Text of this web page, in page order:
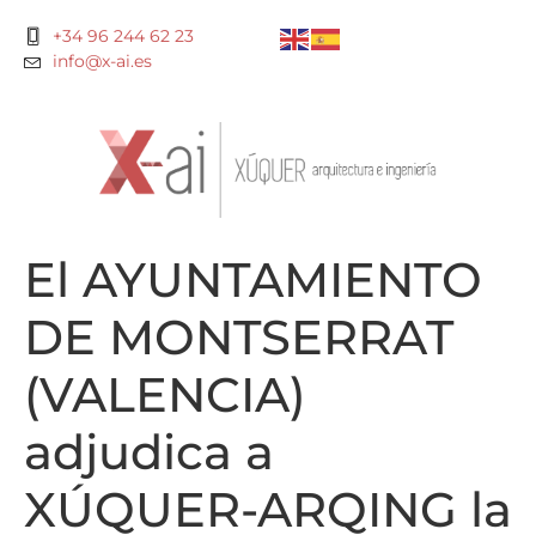
+34 96 244 62 23
info@x-ai.es
El AYUNTAMIENTO
DE MONTSERRAT
(VALENCIA)
adjudica a
XÚQUER-ARQING la